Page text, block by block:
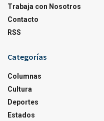
Trabaja con Nosotros
Contacto
RSS
Categorías
Columnas
Cultura
Deportes
Estados